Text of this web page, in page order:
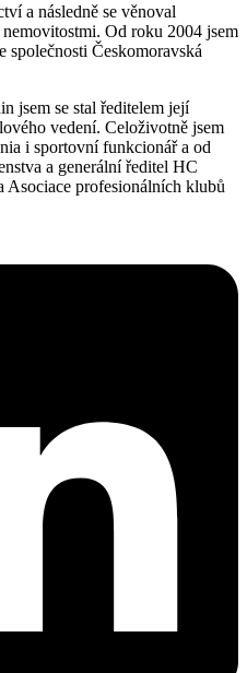
a následně se věnoval
Od roku 2004 jsem
společnosti Českomoravská
jsem se stal ředitelem její
vedení. Celoživotně jsem
i sportovní funkcionář a od
a generální ředitel HC
Asociace profesionálních klubů